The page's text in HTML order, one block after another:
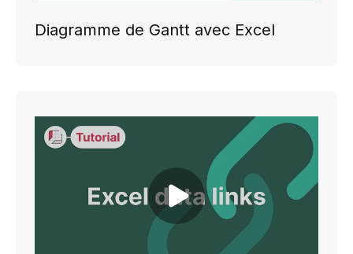
Diagramme de Gantt avec Excel
Play video